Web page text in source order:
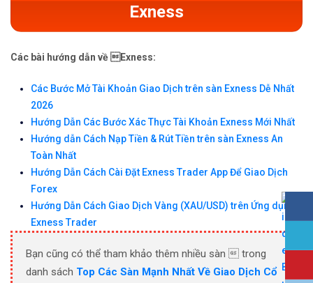
Exness
Các bài hướng dẫn về Exness:
Các Bước Mở Tài Khoản Giao Dịch trên sàn Exness Dễ Nhất
2026
Hướng Dẫn Các Bước Xác Thực Tài Khoản Exness Mới Nhất
Hướng dẫn Cách Nạp Tiền & Rút Tiền trên sàn Exness An
Toàn Nhất
Hướng Dẫn Cách Cài Đặt Exness Trader App Để Giao Dịch
Forex
Hướng Dẫn Cách Giao Dịch Vàng (XAU/USD) trên Ứng dụng
Exness Trader
Bạn cũng có thể tham khảo thêm nhiều sàn  trong
danh sách Top Các Sàn Mạnh Nhất Về Giao Dịch Cổ